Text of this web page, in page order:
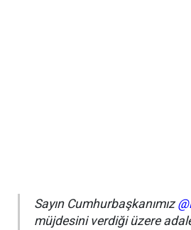
Sayın Cumhurbaşkanımız
müjdesini verdiği üzere